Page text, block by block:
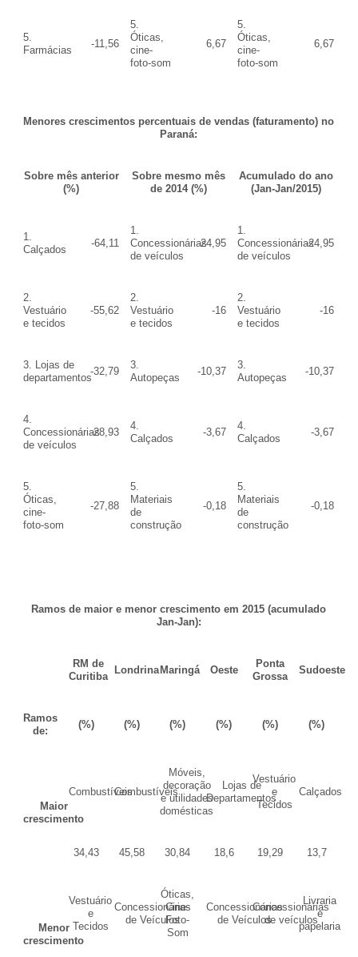
5.
Farmácias
-11,56
5.
Óticas,
cine-
foto-som
6,67
5.
Óticas,
cine-
foto-som
6,67
Menores crescimentos percentuais de vendas (faturamento) no
Paraná:
Sobre mês anterior
(%)
Sobre mesmo mês
de 2014 (%)
Acumulado do ano
(Jan-Jan/2015)
1.
Calçados
-64,11
1.
Concessionárias
de veículos
-24,95
1.
Concessionárias
de veículos
-24,95
2.
Vestuário
e tecidos
-55,62
2.
Vestuário
e tecidos
-16
2.
Vestuário
e tecidos
-16
3. Lojas de
departamentos
-32,79
3.
Autopeças
-10,37
3.
Autopeças
-10,37
4.
Concessionárias
de veículos
-28,93
4.
Calçados
-3,67
4.
Calçados
-3,67
5.
Óticas,
cine-
foto-som
-27,88
5.
Materiais
de
construção
-0,18
5.
Materiais
de
construção
-0,18
Ramos de maior e menor crescimento em 2015 (acumulado
Jan-Jan):
RM de
Curitiba
LondrinaMaringá Oeste
Ponta
Grossa
Sudoeste
Ramos
de:
(%) (%) (%) (%) (%) (%)
Maior
crescimento
CombustíveisCombustíveis
Móveis,
decoração
e utilidades
domésticas
Lojas de
Departamentos
Vestuário
e
Tecidos
Calçados
34,43 45,58 30,84 18,6 19,29 13,7
Menor
crescimento
Vestuário
e
Tecidos
Concessionárias
de Veículos
Óticas,
Cine-
Foto-
Som
Concessionárias
de Veículos
Concessionárias
de veículos
Livraria
e
papelaria